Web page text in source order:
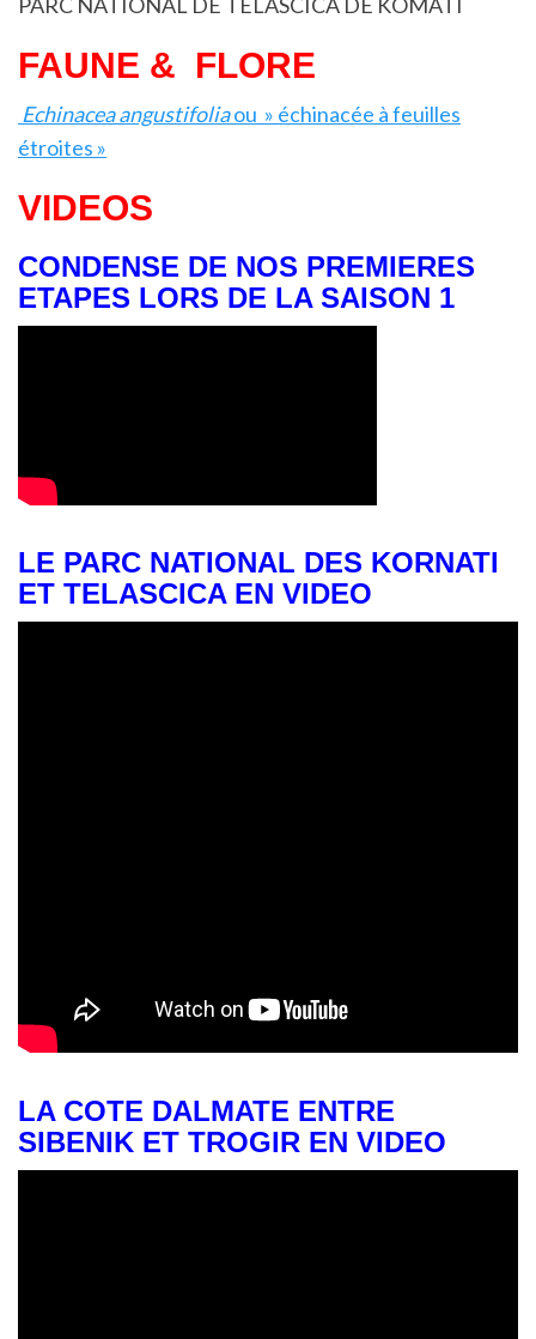
FAUNE & FLORE
Echinacea angustifoliaou » échinacée à feuilles
étroites »
VIDEOS
CONDENSE DE NOS PREMIERES
ETAPES LORS DE LA SAISON 1
LE PARC NATIONAL DES KORNATI
ET TELASCICA EN VIDEO
LA COTE DALMATE ENTRE
SIBENIK ET TROGIR EN VIDEO